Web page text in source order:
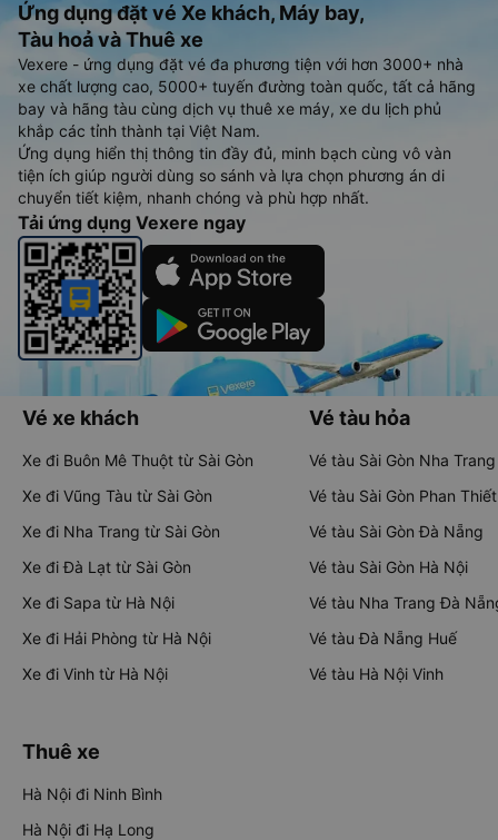
Ứng dụng đặt vé Xe khách, Máy bay,
Tàu hoả và Thuê xe
Vexere - ứng dụng đặt vé đa phương tiện với hơn 3000+ nhà
xe chất lượng cao, 5000+ tuyến đường toàn quốc, tất cả hãng
bay và hãng tàu cùng dịch vụ thuê xe máy, xe du lịch phủ
khắp các tỉnh thành tại Việt Nam.
Ứng dụng hiển thị thông tin đầy đủ, minh bạch cùng vô vàn
tiện ích giúp người dùng so sánh và lựa chọn phương án di
chuyển tiết kiệm, nhanh chóng và phù hợp nhất.
Tải ứng dụng Vexere ngay
Vé xe khách
Xe đi Buôn Mê Thuột từ Sài Gòn
Xe đi Vũng Tàu từ Sài Gòn
Xe đi Nha Trang từ Sài Gòn
Xe đi Đà Lạt từ Sài Gòn
Xe đi Sapa từ Hà Nội
Xe đi Hải Phòng từ Hà Nội
Xe đi Vinh từ Hà Nội
Vé tàu hỏa
Vé tàu Sài Gòn Nha Trang
Vé tàu Sài Gòn Phan Thiết
Vé tàu Sài Gòn Đà Nẵng
Vé tàu Sài Gòn Hà Nội
Vé tàu Nha Trang Đà
Vé tàu Đà Nẵng Huế
Vé tàu Hà Nội Vinh
Thuê xe
Hà Nội đi Ninh Bình
Hà Nội đi Hạ Long